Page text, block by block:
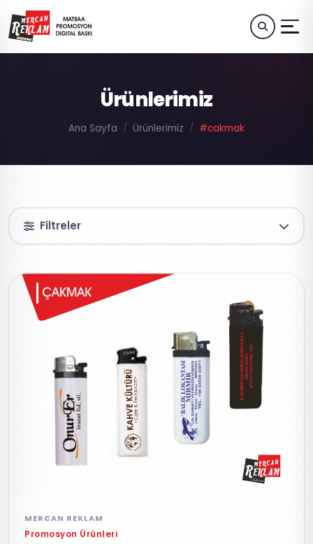
Ürünlerimiz
Ana Sayfa Ürünlerimiz #cakmak
Filtreler
MERCAN REKLAM
Promosyon Ürünleri